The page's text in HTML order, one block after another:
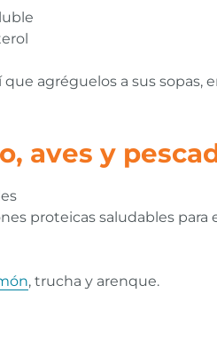
agréguelos a sus sopas,
aves y
proteicas saludables para
, trucha y arenque.